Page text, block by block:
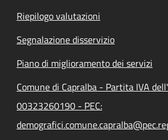
Riepilogo valutazioni
Segnalazione disservizio
Piano di miglioramento dei servizi
Comune di Capralba - Partita IVA
00323260190 - PEC: